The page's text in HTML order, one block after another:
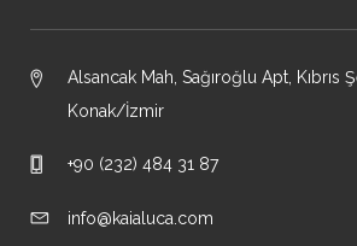
Alsancak Mah, Sağıroğlu Apt, Kıbrıs
Konak/İzmir
+90 (232) 484 31 87
info@kaialuca.com